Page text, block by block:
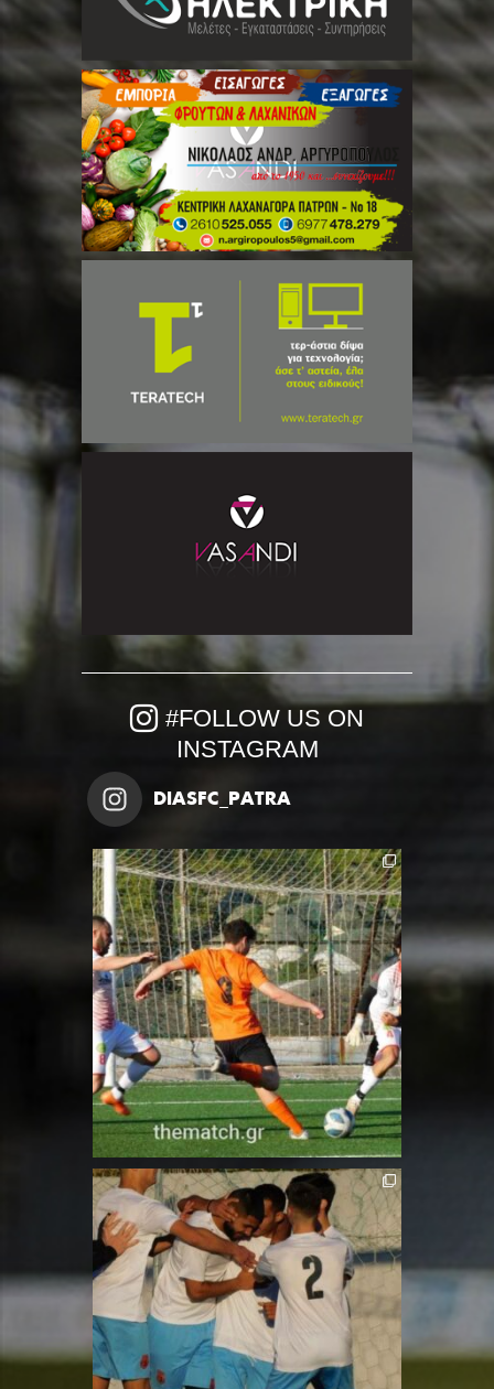
#FOLLOW US ON
INSTAGRAM
DIASFC_PATRA